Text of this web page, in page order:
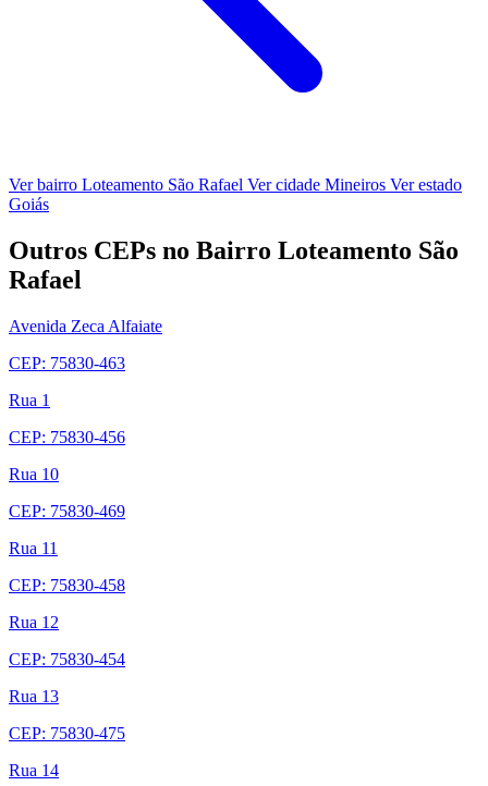
Ver bairro Loteamento São Rafael Ver cidade Mineiros Ver estado
Goiás
Outros CEPs no Bairro Loteamento São
Rafael
Avenida Zeca Alfaiate
CEP: 75830-463
Rua 1
CEP: 75830-456
Rua 10
CEP: 75830-469
Rua 11
CEP: 75830-458
Rua 12
CEP: 75830-454
Rua 13
CEP: 75830-475
Rua 14